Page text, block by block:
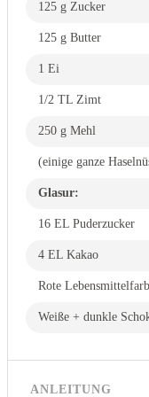
125 g Zucker
125 g Butter
1 Ei
1/2 TL Zimt
250 g Mehl
(einige ganze
Glasur:
16 EL Puderzucker
4 EL Kakao
Rote
Weiße + dunkle
ANLEITUNG